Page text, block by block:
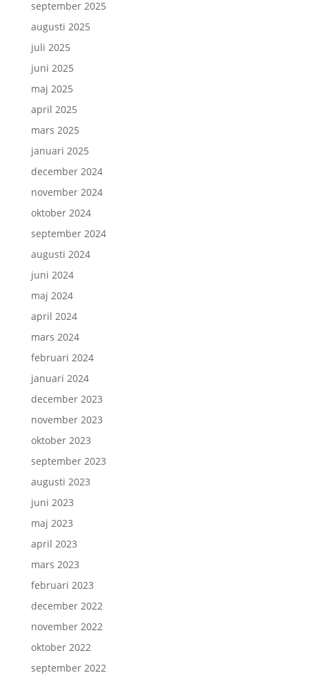
september 2025
augusti 2025
juli 2025
juni 2025
maj 2025
april 2025
mars 2025
januari 2025
december 2024
november 2024
oktober 2024
september 2024
augusti 2024
juni 2024
maj 2024
april 2024
mars 2024
februari 2024
januari 2024
december 2023
november 2023
oktober 2023
september 2023
augusti 2023
juni 2023
maj 2023
april 2023
mars 2023
februari 2023
december 2022
november 2022
oktober 2022
september 2022